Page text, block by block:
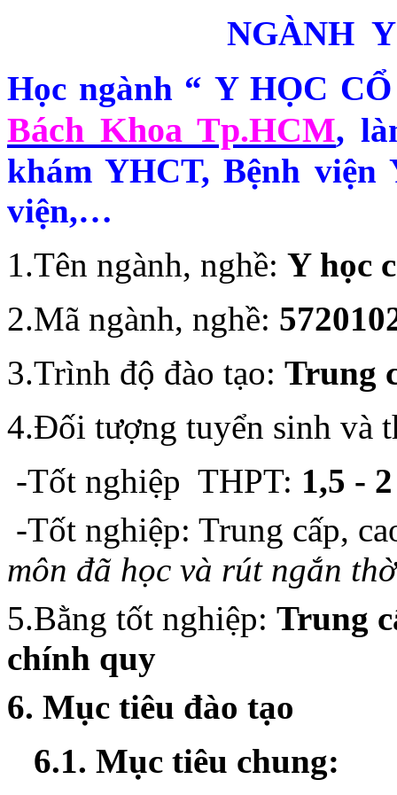
NGÀNH
Học ngành “ Y HỌC
Bách Khoa Tp.HCM,
khám YHCT, Bệnh viện
viện,…
1.Tên ngành, nghề: Y học
2.Mã ngành, nghề:
3.Trình độ đào tạo: Trung
4.Đối tượng tuyển sinh và
-Tốt nghiệp THPT: 1,5 -
-Tốt nghiệp: Trung cấp,
môn đã học và rút ngắn
5.Bằng tốt nghiệp: Trung
chính quy
6. Mục tiêu đào tạo
6.1. Mục tiêu chung: